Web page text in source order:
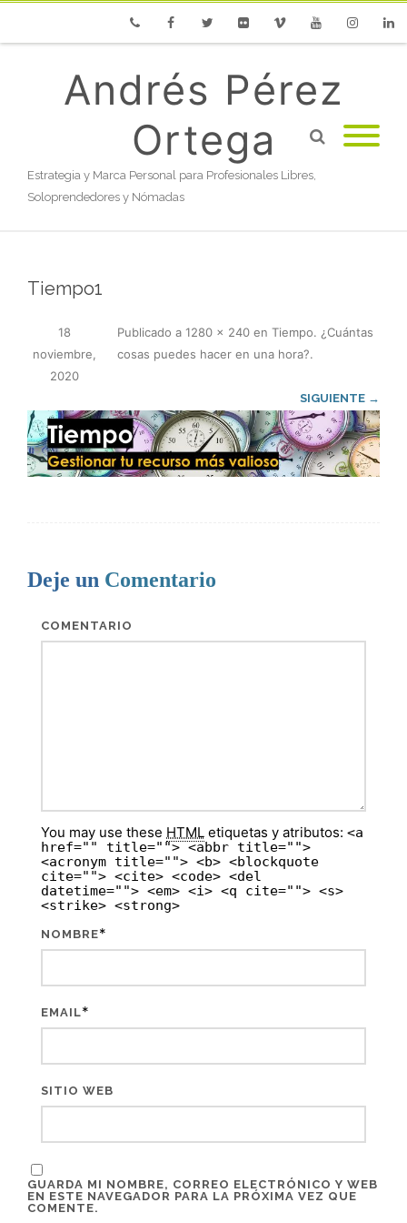
Andrés Pérez
Ortega
Estrategia y Marca Personal para Profesionales Libres,
Soloprendedores y Nómadas
Tiempo1
Publicado
18
noviembre,
2020
a 1280 × 240 en Tiempo. ¿Cuántas
cosas puedes hacer en una hora?.
SIGUIENTE →
Deje un Comentario
COMENTARIO
You may use these HTML etiquetas y atributos: <a
href="" title=""> <abbr title="">
<acronym title=""> <b> <blockquote
cite=""> <cite> <code> <del
datetime=""> <em> <i> <q cite=""> <s>
<strike> <strong>
NOMBRE*
EMAIL*
SITIO WEB
GUARDA MI NOMBRE, CORREO ELECTRÓNICO Y WEB
EN ESTE NAVEGADOR PARA LA PRÓXIMA VEZ QUE
COMENTE.